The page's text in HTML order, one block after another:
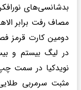
بدشانسی‌های
مصاف رفت برابر
دومین کارت قرمز
در لیگ بیستم و
نویدکیا در سمت
مثبت سرمربی